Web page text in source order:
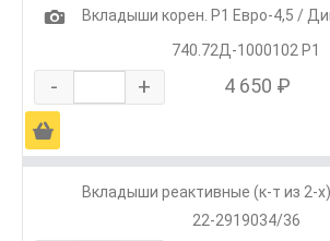
1
Вкладыши корен. Р1 Евро-4,5 /
740.72Д-1000102 Р1
- + 4 650 ₽
Ä
Вкладыши реактивные (к-т из 2-
22-2919034/36